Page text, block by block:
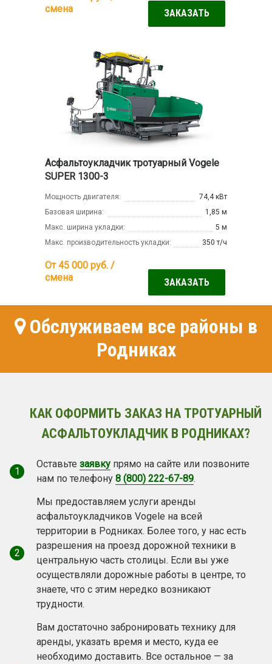
смена
ЗАКАЗАТЬ
Асфальтоукладчик тротуарный Vogele
SUPER 1300-3
Мощность двигателя:
74,4 кВт
Базовая ширина:
1,85 м
Макс. ширина укладки:
5 м
Макс. производительность укладки:
350 т/ч
От 45 000 руб. /
смена
ЗАКАЗАТЬ
Обслуживаем все районы в
Родниках
КАК ОФОРМИТЬ ЗАКАЗ НА ТРОТУАРНЫЙ
АСФАЛЬТОУКЛАДЧИК В РОДНИКАХ?
1
Оставьте заявку прямо на сайте или позвоните
нам по телефону 8 (800) 222-67-89.
2
Мы предоставляем услуги аренды
асфальтоукладчиков Vogele на всей
территории в Родниках. Более того, у нас есть
разрешения на проезд дорожной техники в
центральную часть столицы. Если вы уже
осуществляли дорожные работы в центре, то
знаете, что с этим нередко возникают
трудности.
Вам достаточно забронировать технику для
аренды, указать время и место, куда ее
необходимо доставить. Все остальное — за